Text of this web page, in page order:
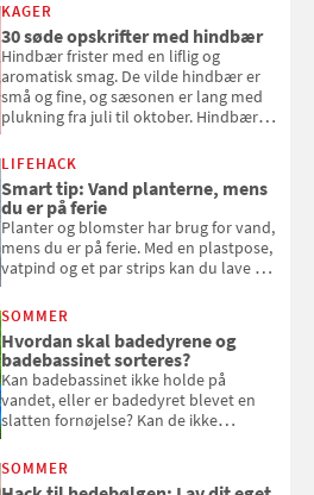
KAGER
30 søde opskrifter med hindbær
Hindbær frister med en liflig og
aromatisk smag. De vilde hindbær er
små og fine, og sæsonen er lang med
plukning fra juli til oktober. Hindbær
kan bruge dine hindbær i alt fra
bagværk og salater til is og syltning.
LIFEHACK
Smart tip: Vand planterne, mens
du er på ferie
Planter og blomster har brug for vand,
mens du er på ferie. Med en plastpose,
vatpind og et par strips kan du lave dit
at bede naboen om at vande eller
komme hjem til døde planter
SOMMER
Hvordan skal badedyrene og
badebassinet sorteres?
Kan badebassinet ikke holde på
vandet, eller er badedyret blevet en
slatten fornøjelse? Kan de ikke
opmærksom, når du smider
badebassinet eller et badedyr ud
SOMMER